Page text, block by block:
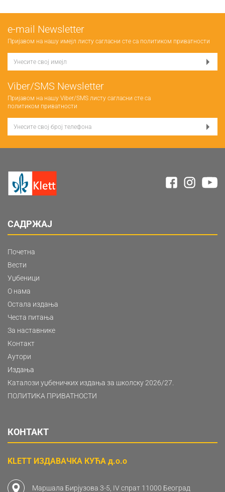
е-mail Newsletter
Пријавом на нашу имејл листу сагласни сте са политиком приватности
Viber/SMS Newsletter
Пријавом на нашу Viber/SMS листу сагласни сте са
политиком приватности
САДРЖАЈ
Почетна
Вести
Уџбеници
О нама
Остала издања
Честа питања
За наставнике
Контакт
Аутори
Издања
Каталози уџбеничких издања за школску 2026/27.
ПОЛИТИКА ПРИВАТНОСТИ
КОНТАКТ
KLETT ИЗДАВАЧКА КУЋА д.о.о
Маршала Бирјузова 3-5, IV спрат 11000 Београд